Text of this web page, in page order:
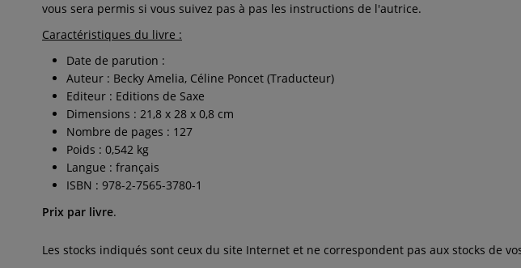
vous sera permis si vous suivez pas à pas les instructions de l'autrice.
Caractéristiques du livre :
Date de parution :
Auteur : Becky Amelia, Céline Poncet (Traducteur)
Editeur : Editions de Saxe
Dimensions : 21,8 x 28 x 0,8 cm
Nombre de pages : 127
Poids : 0,542 kg
Langue : français
ISBN : 978-2-7565-3780-1
Prix par livre.
Les stocks indiqués sont ceux du site Internet et ne correspondent pas aux stocks de